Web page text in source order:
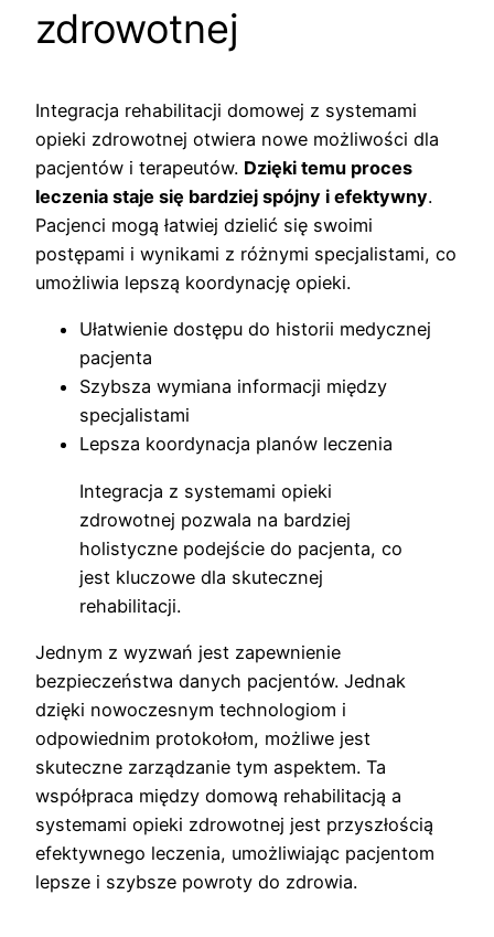
zdrowotnej
Integracja rehabilitacji domowej z systemami
opieki zdrowotnej otwiera nowe możliwości dla
pacjentów i terapeutów. Dzięki temu proces
leczenia staje się bardziej spójny i efektywny.
Pacjenci mogą łatwiej dzielić się swoimi
postępami i wynikami z różnymi specjalistami, co
umożliwia lepszą koordynację opieki.
Ułatwienie dostępu do historii medycznej
pacjenta
Szybsza wymiana informacji między
specjalistami
Lepsza koordynacja planów leczenia
Integracja z systemami opieki
zdrowotnej pozwala na bardziej
holistyczne podejście do pacjenta, co
jest kluczowe dla skutecznej
rehabilitacji.
Jednym z wyzwań jest zapewnienie
bezpieczeństwa danych pacjentów. Jednak
dzięki nowoczesnym technologiom i
odpowiednim protokołom, możliwe jest
skuteczne zarządzanie tym aspektem. Ta
współpraca między domową rehabilitacją a
systemami opieki zdrowotnej jest przyszłością
efektywnego leczenia, umożliwiając pacjentom
lepsze i szybsze powroty do zdrowia.